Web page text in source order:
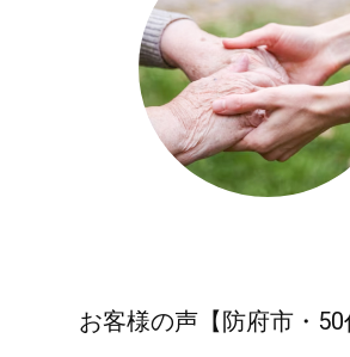
お客様の声【防府市・50